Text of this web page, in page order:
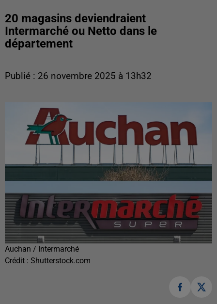
20 magasins deviendraient
Intermarché ou Netto dans le
département
Publié : 26 novembre 2025 à 13h32
Auchan / Intermarché
Crédit : Shutterstock.com